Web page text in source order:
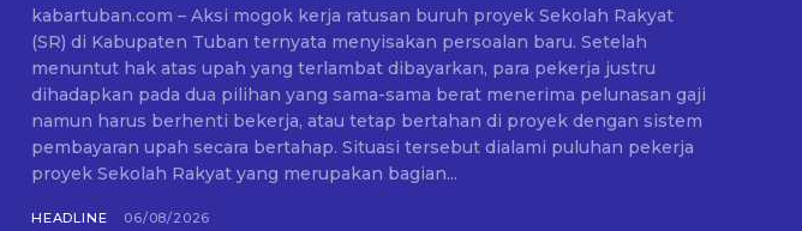
kabartuban.com – Aksi mogok kerja ratusan buruh proyek Sekolah Rakyat
(SR) di Kabupaten Tuban ternyata menyisakan persoalan baru. Setelah
menuntut hak atas upah yang terlambat dibayarkan, para pekerja justru
dihadapkan pada dua pilihan yang sama-sama berat menerima pelunasan gaji
namun harus berhenti bekerja, atau tetap bertahan di proyek dengan sistem
pembayaran upah secara bertahap. Situasi tersebut dialami puluhan pekerja
proyek Sekolah Rakyat yang merupakan bagian...
HEADLINE 06/08/2026